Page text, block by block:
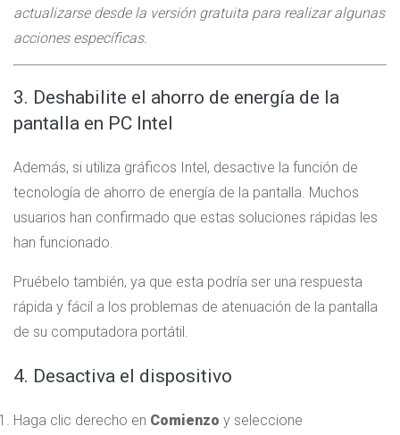
actualizarse desde la versión gratuita para realizar algunas
acciones específicas.
3. Deshabilite el ahorro de energía de la
pantalla en PC Intel
Además, si utiliza gráficos Intel, desactive la función de
tecnología de ahorro de energía de la pantalla. Muchos
usuarios han confirmado que estas soluciones rápidas les
han funcionado.
Pruébelo también, ya que esta podría ser una respuesta
rápida y fácil a los problemas de atenuación de la pantalla
de su computadora portátil.
4. Desactiva el dispositivo
Haga clic derecho en Comienzo y seleccione